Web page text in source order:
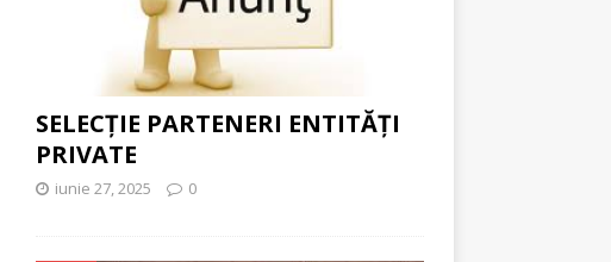
SELECȚIE PARTENERI ENTITĂȚI
PRIVATE
iunie 27, 2025 0